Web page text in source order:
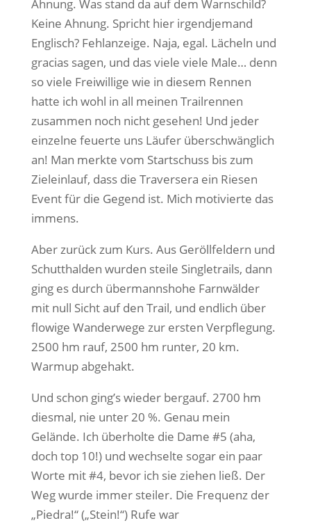
Ahnung. Was stand da auf dem Warnschild?
Keine Ahnung. Spricht hier irgendjemand
Englisch? Fehlanzeige. Naja, egal. Lächeln und
gracias sagen, und das viele viele Male… denn
so viele Freiwillige wie in diesem Rennen
hatte ich wohl in all meinen Trailrennen
zusammen noch nicht gesehen! Und jeder
einzelne feuerte uns Läufer überschwänglich
an! Man merkte vom Startschuss bis zum
Zieleinlauf, dass die Traversera ein Riesen
Event für die Gegend ist. Mich motivierte das
immens.
Aber zurück zum Kurs. Aus Geröllfeldern und
Schutthalden wurden steile Singletrails, dann
ging es durch übermannshohe Farnwälder
mit null Sicht auf den Trail, und endlich über
flowige Wanderwege zur ersten Verpflegung.
2500 hm rauf, 2500 hm runter, 20 km.
Warmup abgehakt.
Und schon ging’s wieder bergauf. 2700 hm
diesmal, nie unter 20 %. Genau mein
Gelände. Ich überholte die Dame #5 (aha,
doch top 10!) und wechselte sogar ein paar
Worte mit #4, bevor ich sie ziehen ließ. Der
Weg wurde immer steiler. Die Frequenz der
„Piedra!“ („Stein!“) Rufe war